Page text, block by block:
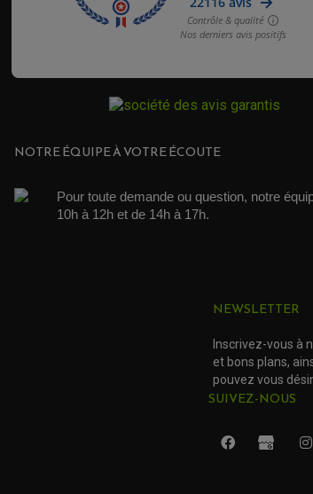
NOTRE ÉQUIPE À VOTRE ÉCOUTE
Pour toute demande ou question, notre
10h à 12h et de 14h à 17h.
NEWSLETTER
Inscrivez-vous à
et bons plans,
pouvez vous
SUIVEZ-NOUS